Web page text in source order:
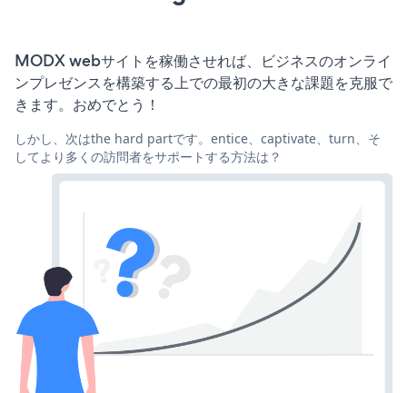
MODX webサイトを稼働させれば、ビジネスのオンライ
ンプレゼンスを構築する上での最初の大きな課題を克服で
きます。おめでとう！
しかし、次はthe hard partです。entice、captivate、turn、そ
してより多くの訪問者をサポートする方法は？